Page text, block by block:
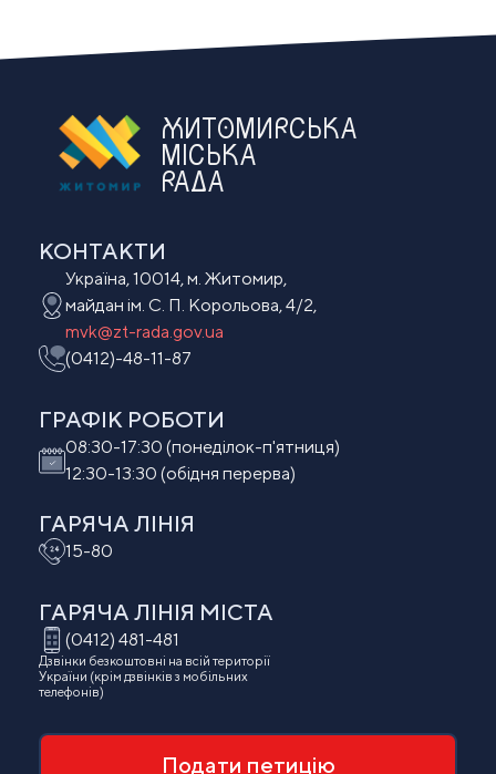
ЖИТОМИРСЬКА
МІСЬКА
РАДА
КОНТАКТИ
Україна, 10014, м. Житомир,
майдан ім. С. П. Корольова, 4/2,
mvk@zt-rada.gov.ua
(0412)-48-11-87
ГРАФІК РОБОТИ
08:30-17:30 (понеділок-п'ятниця)
12:30-13:30 (обідня перерва)
ГАРЯЧА ЛІНІЯ
15-80
ГАРЯЧА ЛІНІЯ МIСТА
(0412) 481-481
Дзвінки безкоштовні на всій території
України (крім дзвінків з мобільних
телефонів)
Подати петицію